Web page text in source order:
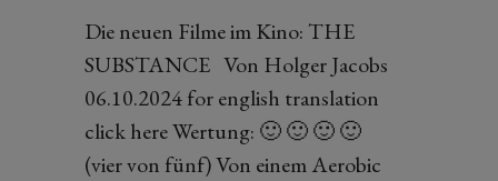
Die neuen Filme im Kino: THE
SUBSTANCE Von Holger Jacobs
06.10.2024 for english translation
click here Wertung: 🙂 🙂 🙂 🙂
(vier von fünf) Von einem Aerobic